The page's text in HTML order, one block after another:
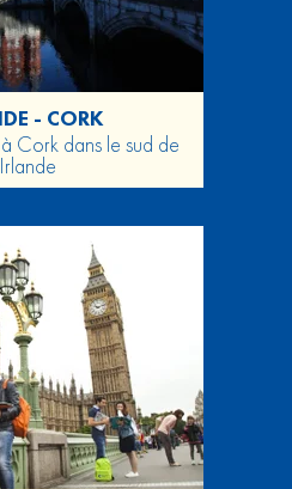
- CORK
Cork dans le sud de